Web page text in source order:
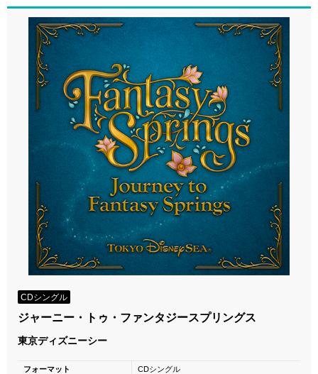
CDシングル
ジャーニー・トゥ・ファンタジースプリングス
東京ディズニーシー
フォーマット
CDシングル